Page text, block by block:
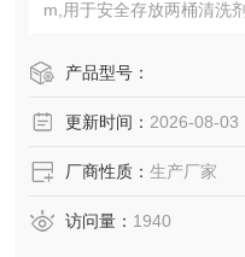
m,用于安全存放两桶清洗剂
产品型号：
更新时间： 2026-08-03
厂商性质： 生产厂家
访问量： 1940